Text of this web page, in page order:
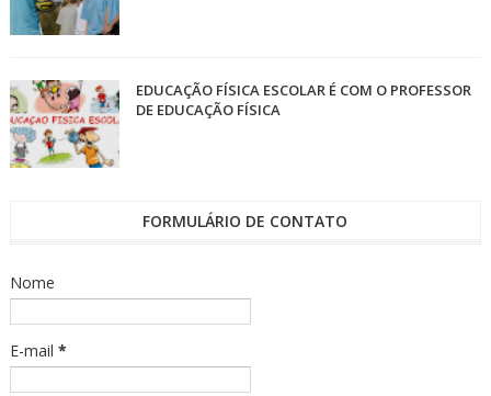
EDUCAÇÃO FÍSICA ESCOLAR É COM O PROFESSOR
DE EDUCAÇÃO FÍSICA
FORMULÁRIO DE CONTATO
Nome
E-mail *